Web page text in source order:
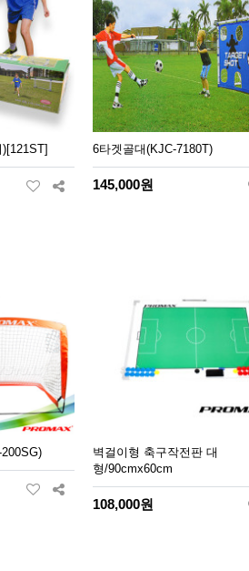
6타겟골대(KJC-7180T)
145,000원
벽걸이형 축구작전판 대
형/90cmx60cm
108,000원